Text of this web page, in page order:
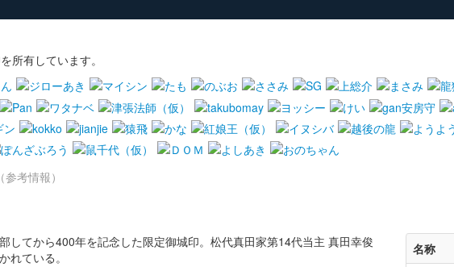
所有しています。
考情報）
してから400年を記念した限定御城印。松代真田家第14代当主 真田幸俊
れている。
名称